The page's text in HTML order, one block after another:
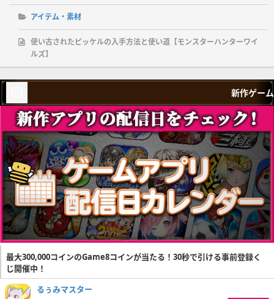
アイテム・素材
使い古されたピッケルの入手方法と使い道【モンスターハンターワイ
ルズ】
新作ゲーム
最大300,000コインのGame8コインが当たる！30秒で引ける事前登録く
じ開催中！
るぅみマスター